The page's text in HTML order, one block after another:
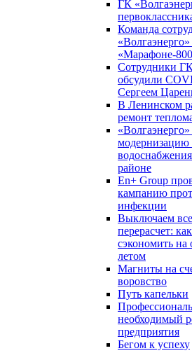
ГК
Команда
«Марафоне-
Сотрудники
обсудили
Сергеем
В Ленинском
ремонт
модернизацию
районе
En+ Group
кампанию
инфекции
Выключаем
перерасчет:
сэкономить на
летом
Магниты на
воровство
Путь капельки
необходимый
предприятия
Бегом к успеху